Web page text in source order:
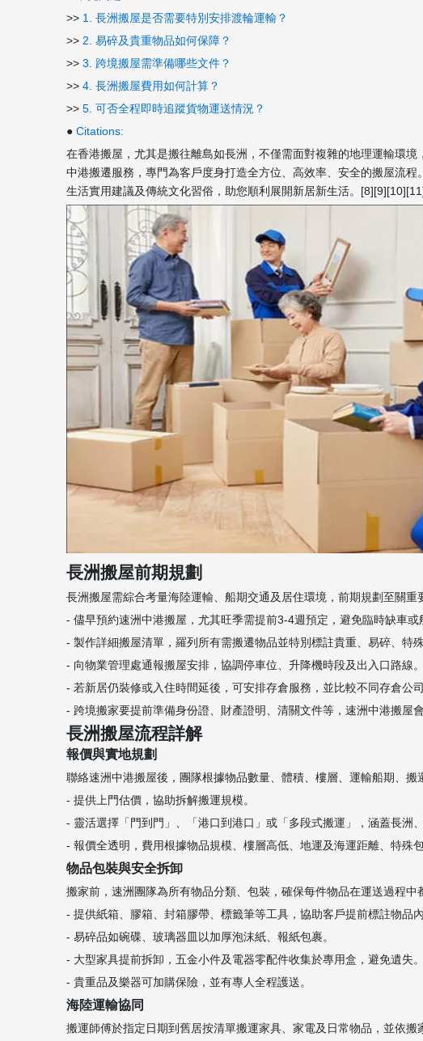
>> 1. 長洲搬屋是否需要特別安排渡輪運輸？
>> 2. 易碎及貴重物品如何保障？
>> 3. 跨境搬屋需準備哪些文件？
>> 4. 長洲搬屋費用如何計算？
>> 5. 可否全程即時追蹤貨物運送情況？
● Citations:
在香港搬屋，尤其是搬往離島如長洲，不僅需面對複雜的地理運輸環
中港搬遷服務，專門為客戶度身打造全方位、高效率、安全的搬屋流程
生活實用建議及傳統文化習俗，助您順利展開新居新生活。
長洲搬屋前期規劃
長洲搬屋需綜合考量海陸運輸、船期交通及居住環境，前期規劃至關重
- 儘早預約速洲中港搬屋，尤其旺季需提前3-4週預定，避免臨時缺車或
- 製作詳細搬屋清單，羅列所有需搬遷物品並特別標註貴重、易碎、特
- 向物業管理處通報搬屋安排，協調停車位、升降機時段及出入口路線。
- 若新居仍裝修或入住時間延後，可安排存倉服務，並比較不同存倉公司
- 跨境搬家要提前準備身份證、財產證明、清關文件等，速洲中港搬屋
長洲搬屋流程詳解
報價與實地規劃
聯絡速洲中港搬屋後，團隊根據物品數量、體積、樓層、運輸船期、搬
- 提供上門估價，協助拆解搬運規模。
- 靈活選擇「門到門」、「港口到港口」或「多段式搬運」，涵蓋長洲
- 報價全透明，費用根據物品規模、樓層高低、地運及海運距離、特殊
物品包裝與安全拆卸
搬家前，速洲團隊為所有物品分類、包裝，確保每件物品在運送過程中
- 提供紙箱、膠箱、封箱膠帶、標籤筆等工具，協助客戶提前標註物品內
- 易碎品如碗碟、玻璃器皿以加厚泡沫紙、報紙包裹。
- 大型家具提前拆卸，五金小件及電器零配件收集於專用盒，避免遺失。
- 貴重品及樂器可加購保險，並有專人全程護送。
海陸運輸協同
搬運師傅於指定日期到舊居按清單搬運家具、家電及日常物品，並依搬